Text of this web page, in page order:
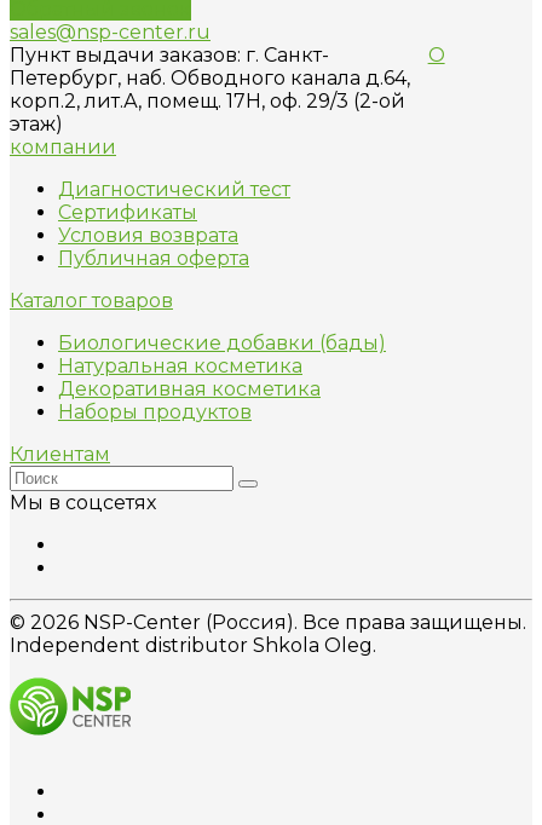
sales@nsp-center.ru
Пункт выдачи заказов: г. Санкт-
Петербург, наб. Обводного канала д.64,
корп.2, лит.А, помещ. 17H, оф. 29/3 (2-ой
этаж)
О
компании
Диагностический тест
Сертификаты
Условия возврата
Публичная оферта
Каталог товаров
Биологические добавки (бады)
Натуральная косметика
Декоративная косметика
Наборы продуктов
Клиентам
Мы в соцсетях
© 2026 NSP-Center (Россия). Все права защищены.
Independent distributor Shkola Oleg.